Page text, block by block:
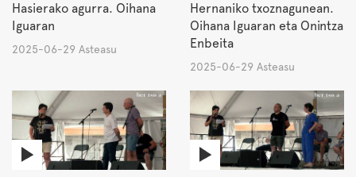
Hasierako agurra. Oihana
Iguaran
2025-06-29 Asteasu
Hernaniko txoznagunean.
Oihana Iguaran eta Onintza
Enbeita
2025-06-29 Asteasu